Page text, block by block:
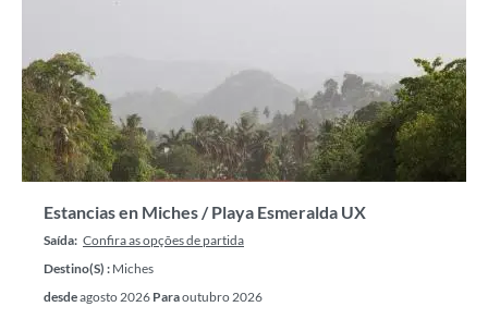
Estancias en Miches / Playa Esmeralda UX
Saída: Confira as opções de partida
Destino(s) : Miches
desdeagosto 2026 Paraoutubro 2026